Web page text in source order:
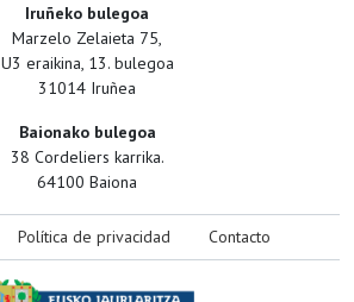
Iruñeko bulegoa
Marzelo Zelaieta 75,
U3 eraikina, 13. bulegoa
31014 Iruñea
Baionako bulegoa
38 Cordeliers karrika.
64100 Baiona
Política de privacidad Contacto